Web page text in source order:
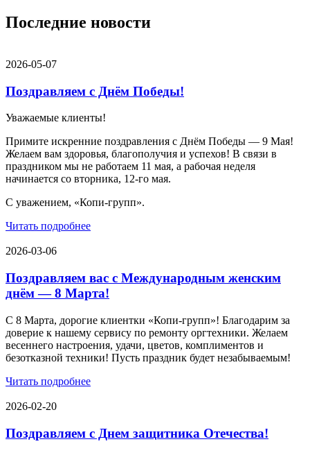
Последние новости
2026-05-07
Поздравляем с Днём Победы!
Уважаемые клиенты!
Примите искренние поздравления с Днём Победы — 9 Мая!
Желаем вам здоровья, благополучия и успехов! В связи в
праздником мы не работаем 11 мая, а рабочая неделя
начинается со вторника, 12-го мая.
С уважением, «Копи-групп».
Читать подробнее
2026-03-06
Поздравляем вас с Международным женским
днём — 8 Марта!
С 8 Марта, дорогие клиентки «Копи‑групп»! Благодарим за
доверие к нашему сервису по ремонту оргтехники. Желаем
весеннего настроения, удачи, цветов, комплиментов и
безотказной техники! Пусть праздник будет незабываемым!
Читать подробнее
2026-02-20
Поздравляем с Днем защитника Отечества!